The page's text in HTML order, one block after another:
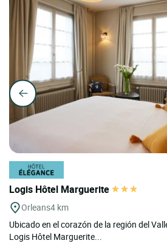
Logis Hôtel Marguerite
Orleans4 km
Ubicado en el corazón de la región del
Logis Hôtel Marguerite...